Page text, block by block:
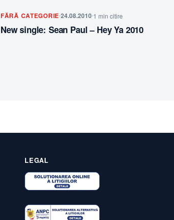
FĂRĂ CATEGORIE24.08.2010 1 min citire
New single: Sean Paul – Hey Ya 2010
LEGAL